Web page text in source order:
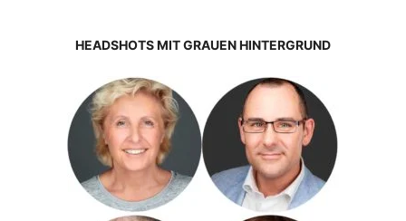
HEADSHOTS MIT GRAUEN HINTERGRUND